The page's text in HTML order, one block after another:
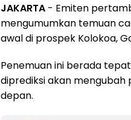
JAKARTA - Emiten
mengumumkan temuan
awal di prospek Kolokoa,
Penemuan ini berada
diprediksi akan
depan.